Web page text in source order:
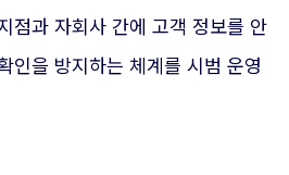
점과 자회사 간에 고객 정보를 안
인을 방지하는 체계를 시범 운영